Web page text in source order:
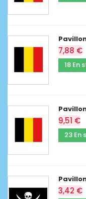
7,88 €
18 En
9,51 €
23 En
3,42 €